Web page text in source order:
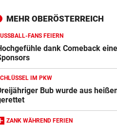
MEHR OBERÖSTERREICH
FANS FEIERN
dank Comeback
IM PKW
Bub wurde aus
ZANK WÄHREND FERIEN